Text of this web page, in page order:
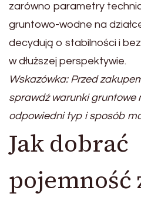
zarówno parametry
gruntowo-wodne na
decydują o stabilności i
w dłuższej perspektywie.
Wskazówka: Przed
sprawdź warunki gruntowe
odpowiedni typ i sposób
Jak dobrać